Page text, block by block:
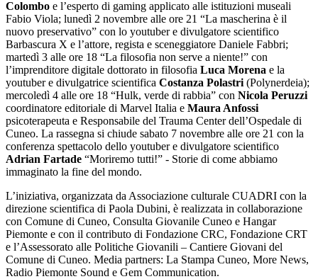
Colombo e l’esperto di gaming applicato alle istituzioni museali
Fabio Viola; lunedì 2 novembre alle ore 21 “La mascherina è il
nuovo preservativo” con lo youtuber e divulgatore scientifico
Barbascura X e l’attore, regista e sceneggiatore Daniele Fabbri;
martedì 3 alle ore 18 “La filosofia non serve a niente!” con
l’imprenditore digitale dottorato in filosofia Luca Morena e la
youtuber e divulgatrice scientifica Costanza Polastri (Polynerdeia);
mercoledì 4 alle ore 18 “Hulk, verde di rabbia” con Nicola Peruzzi
coordinatore editoriale di Marvel Italia e Maura Anfossi
psicoterapeuta e Responsabile del Trauma Center dell’Ospedale di
Cuneo. La rassegna si chiude sabato 7 novembre alle ore 21 con la
conferenza spettacolo dello youtuber e divulgatore scientifico
Adrian Fartade “Moriremo tutti!” - Storie di come abbiamo
immaginato la fine del mondo.
L’iniziativa, organizzata da Associazione culturale CUADRI con la
direzione scientifica di Paola Dubini, è realizzata in collaborazione
con Comune di Cuneo, Consulta Giovanile Cuneo e Hangar
Piemonte e con il contributo di Fondazione CRC, Fondazione CRT
e l’Assessorato alle Politiche Giovanili – Cantiere Giovani del
Comune di Cuneo. Media partners: La Stampa Cuneo, More News,
Radio Piemonte Sound e Gem Communication.